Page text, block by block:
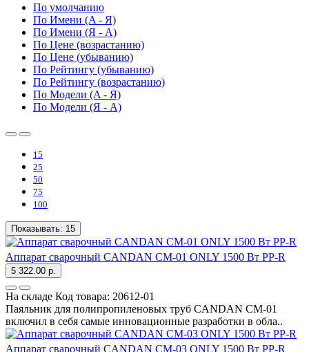
По умолчанию
По Имени (A - Я)
По Имени (Я - A)
По Цене (возрастанию)
По Цене (убыванию)
По Рейтингу (убыванию)
По Рейтингу (возрастанию)
По Модели (A - Я)
По Модели (Я - A)
15
25
50
75
100
Показывать: 15
Аппарат сварочный CANDAN CM-01 ONLY 1500 Вт PP-R
5 322.00 р.
На складе Код товара: 20612-01
Паяльник для полипропиленовых труб СANDAN СМ-01
включил в себя самые инновационные разработки в обла..
Аппарат сварочный CANDAN CM-03 ONLY 1500 Вт PP-R